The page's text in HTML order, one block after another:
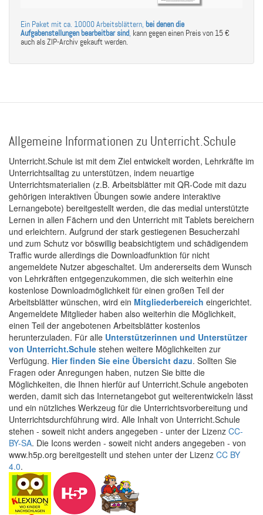
Ein Paket mit ca. 10000 Arbeitsblättern, bei denen die
Aufgabenstellungen bearbeitbar sind, kann gegen einen Preis von 15 €
auch als ZIP-Archiv gekauft werden.
Allgemeine Informationen zu Unterricht.Schule
Unterricht.Schule ist mit dem Ziel entwickelt worden, Lehrkräfte im
Unterrichtsalltag zu unterstützen, indem neuartige
Unterrichtsmaterialien (z.B. Arbeitsblätter mit QR-Code mit dazu
gehörigen interaktiven Übungen sowie andere interaktive
Lernangebote) bereitgestellt werden, die das medial unterstützte
Lernen in allen Fächern und den Unterricht mit Tablets bereichern
und erleichtern. Aufgrund der stark gestiegenen Besucherzahl
und zum Schutz vor böswillig beabsichtigtem und schädigendem
Traffic wurde allerdings die Downloadfunktion für nicht
angemeldete Nutzer abgeschaltet. Um andererseits dem Wunsch
von Lehrkräften entgegenzukommen, die sich weiterhin eine
kostenlose Downloadmöglichkeit für einen großen Teil der
Arbeitsblätter wünschen, wird ein Mitgliederbereich eingerichtet.
Angemeldete Mitglieder haben also weiterhin die Möglichkeit,
einen Teil der angebotenen Arbeitsblätter kostenlos
herunterzuladen. Für alle Unterstützerinnen und Unterstützer
von Unterricht.Schule stehen weitere Möglichkeiten zur
Verfügung. Hier finden Sie eine Übersicht dazu. Sollten Sie
Fragen oder Anregungen haben, nutzen Sie bitte die
Möglichkeiten, die Ihnen hierfür auf Unterricht.Schule angeboten
werden, damit sich das Internetangebot gut weiterentwickeln lässt
und ein nützliches Werkzeug für die Unterrichtsvorbereitung und
Unterrichtsdurchführung wird. Alle Inhalt von Unterricht.Schule
stehen - soweit nicht anders angegeben - unter der Lizenz CC-
BY-SA. Die Icons werden - soweit nicht anders angegeben - von
www.h5p.org bereitgestellt und stehen unter der Lizenz CC BY
4.0.